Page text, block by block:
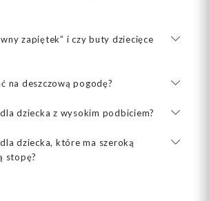
zapiętek” i czy buty dziecięce
na deszczową pogodę?
dziecka z wysokim podbiciem?
dziecka, które ma szeroką
stopę?